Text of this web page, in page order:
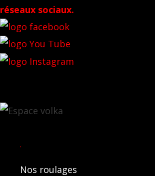
réseaux sociaux.
.
Nos roulages